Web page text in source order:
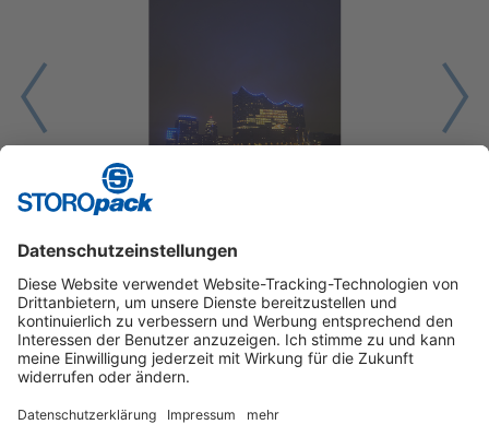
Instagram LinkedIn Vimeo
YouTube Glassdoor
Kununu